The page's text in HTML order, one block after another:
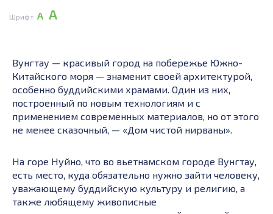
Шрифт А А
Вунгтау — красивый город на побережье Южно-
Китайского моря — знаменит своей архитектурой,
особенно буддийскими храмами. Один из них,
построенный по новым технологиям и с
применением современных материалов, но от этого
не менее сказочный, — «Дом чистой нирваны».
На горе Нуйно, что во вьетнамском городе Вунгтау,
есть место, куда обязательно нужно зайти человеку,
уважающему буддийскую культуру и религию, а
также любящему живописные